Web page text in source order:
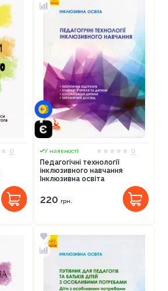
0
У наявності
0
Педагогічні технології
інклюзивного навчання
Інклюзивна освіта
220 грн.